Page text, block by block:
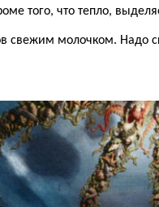
того, что тепло,
молочком. Надо